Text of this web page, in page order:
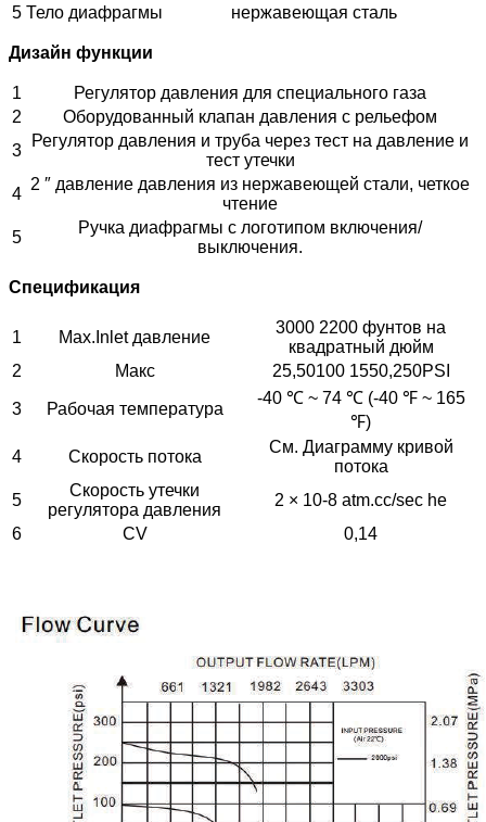
5 Тело диафрагмы нержавеющая сталь
Дизайн функции
1
Регулятор давления для специального газа
2
Оборудованный клапан давления с рельефом
3
Регулятор давления и труба через тест на давление и
тест утечки
4
2 ″ давление давления из нержавеющей стали, четкое
чтение
5
Ручка диафрагмы с логотипом включения/
выключения.
Спецификация
1 Max.Inlet давление
3000 2200 фунтов на
квадратный дюйм
2
Макс 25,50100 1550,250PSI
3 Рабочая температура
-40 ℃ ~ 74 ℃ (-40 ℉ ~ 165
℉)
4
Скорость потока
См. Диаграмму кривой
потока
5
Скорость утечки
регулятора давления
2 × 10-8 atm.cc/sec he
6
CV 0,14